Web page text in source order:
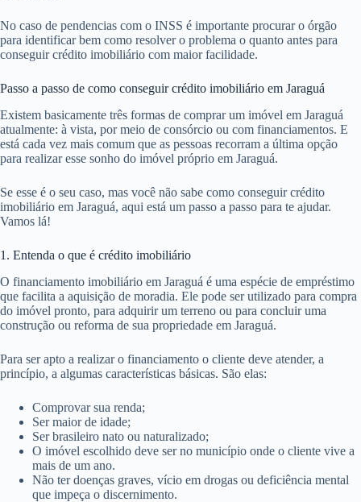
No caso de pendencias com o INSS é importante procurar o órgão
para identificar bem como resolver o problema o quanto antes para
conseguir crédito imobiliário com maior facilidade.
Passo a passo de como conseguir crédito imobiliário em Jaraguá
Existem basicamente três formas de comprar um imóvel em Jaraguá
atualmente: à vista, por meio de consórcio ou com financiamentos. E
está cada vez mais comum que as pessoas recorram a última opção
para realizar esse sonho do imóvel próprio em Jaraguá.
Se esse é o seu caso, mas você não sabe como conseguir crédito
imobiliário em Jaraguá, aqui está um passo a passo para te ajudar.
Vamos lá!
1. Entenda o que é crédito imobiliário
O financiamento imobiliário em Jaraguá é uma espécie de empréstimo
que facilita a aquisição de moradia. Ele pode ser utilizado para compra
do imóvel pronto, para adquirir um terreno ou para concluir uma
construção ou reforma de sua propriedade em Jaraguá.
Para ser apto a realizar o financiamento o cliente deve atender, a
princípio, a algumas características básicas. São elas:
Comprovar sua renda;
Ser maior de idade;
Ser brasileiro nato ou naturalizado;
O imóvel escolhido deve ser no município onde o cliente vive a
mais de um ano.
Não ter doenças graves, vício em drogas ou deficiência mental
que impeça o discernimento.